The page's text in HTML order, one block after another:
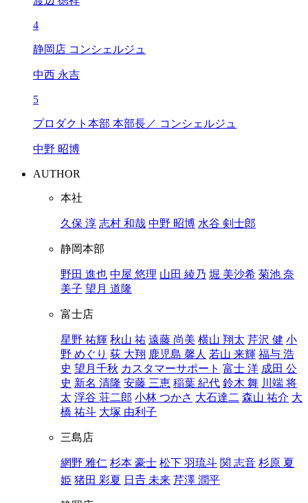
4
静岡店 コンシェルジュ
中西 永吉
5
プロダクト本部 本部長／ コンシェルジュ
中野 昭博
AUTHOR
本社
久保 淳 志村 和哉 中野 昭博 水谷 剣士郎
静岡本部
野田 進也 中屋 悠理 山田 綾乃 堀 美沙希 菊池 奈
美子 望月 道隆
富士店
星野 祐輝 秋山 祐 遠藤 尚美 横山 翔太 芹沢 健 小
野 めぐり 荻 大翔 鹿児島 馨人 若山 来輝 福与 浩
史 望月千秋 カスタマーサポート 富士 洋 成田 公
史 新名 清隆 安藤 三恵 稲葉 紀代 鈴木 舞 川端 将
太 浮谷 荘二郎 小林 つかさ 大石達二 森山 祐介 大
橋 祐斗 大塚 由利子
三島店
網野 雅仁 杉本 豪士 松下 羽琉斗 関 志音 杉原 夏
姫 猪田 彩夏 日𠮷 未来 芹澤 潤平